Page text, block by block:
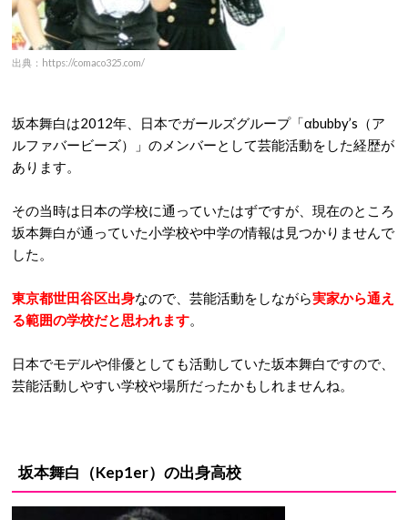
出典：https://comaco325.com/
坂本舞白は2012年、日本でガールズグループ「αbubby’s（ア
ルファバービーズ）」のメンバーとして芸能活動をした経歴が
あります。
その当時は日本の学校に通っていたはずですが、現在のところ
坂本舞白が通っていた小学校や中学の情報は見つかりませんで
した。
東京都世田谷区出身なので、芸能活動をしながら実家から通え
る範囲の学校だと思われます。
日本でモデルや俳優としても活動していた坂本舞白ですので、
芸能活動しやすい学校や場所だったかもしれませんね。
坂本舞白（Kep1er） の出身高校